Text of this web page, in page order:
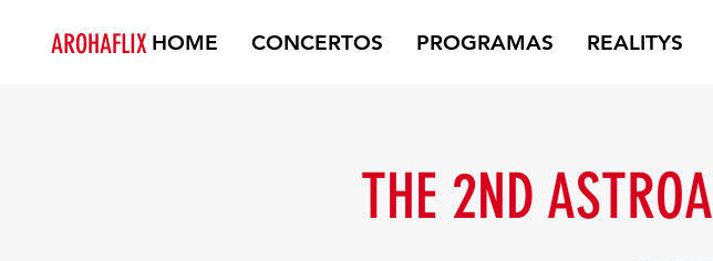
HOME CONCERTOS PROGRAMAS REALITYS
AROHAFLIX
THE 2ND